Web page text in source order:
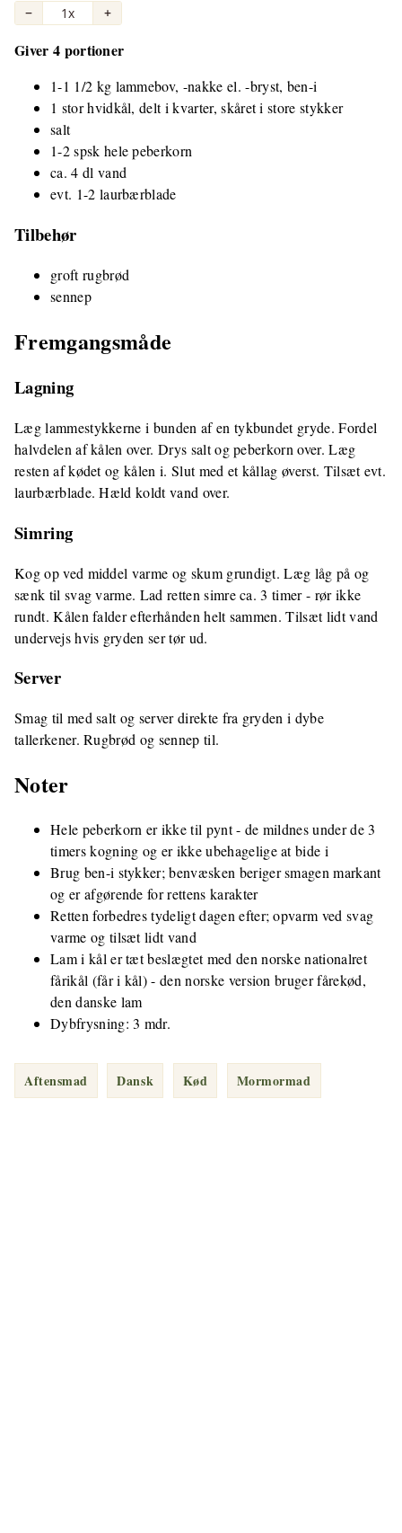
− 1x +
Giver 4 portioner
1-1 1/2 kg lammebov, -nakke el. -bryst, ben-i
1 stor hvidkål, delt i kvarter, skåret i store stykker
salt
1-2 spsk hele peberkorn
ca. 4 dl vand
evt. 1-2 laurbærblade
Tilbehør
groft rugbrød
sennep
Fremgangsmåde
Lagning
Læg lammestykkerne i bunden af en tykbundet gryde. Fordel
halvdelen af kålen over. Drys salt og peberkorn over. Læg
resten af kødet og kålen i. Slut med et kållag øverst. Tilsæt evt.
laurbærblade. Hæld koldt vand over.
Simring
Kog op ved middel varme og skum grundigt. Læg låg på og
sænk til svag varme. Lad retten simre ca. 3 timer - rør ikke
rundt. Kålen falder efterhånden helt sammen. Tilsæt lidt vand
undervejs hvis gryden ser tør ud.
Server
Smag til med salt og server direkte fra gryden i dybe
tallerkener. Rugbrød og sennep til.
Noter
Hele peberkorn er ikke til pynt - de mildnes under de 3
timers kogning og er ikke ubehagelige at bide i
Brug ben-i stykker; benvæsken beriger smagen markant
og er afgørende for rettens karakter
Retten forbedres tydeligt dagen efter; opvarm ved svag
varme og tilsæt lidt vand
Lam i kål er tæt beslægtet med den norske nationalret
fårikål (får i kål) - den norske version bruger fårekød,
den danske lam
Dybfrysning: 3 mdr.
Aftensmad Dansk Kød Mormormad